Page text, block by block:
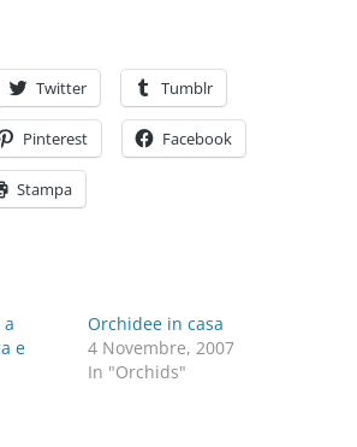
Twitter Tumblr
Pinterest Facebook
Stampa
e
Orchidee in casa
4 Novembre, 2007
In "Orchids"